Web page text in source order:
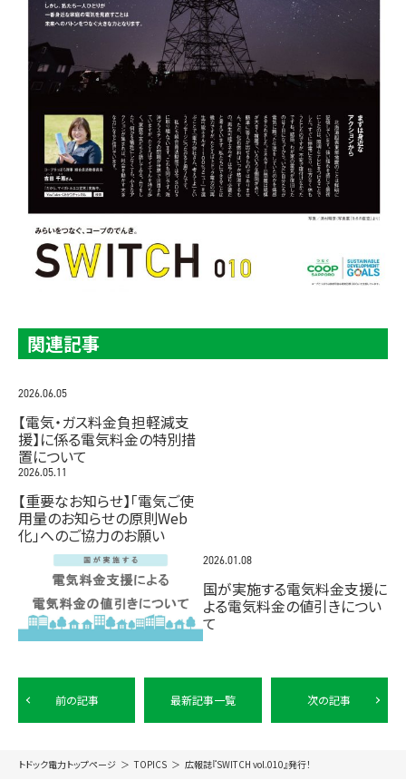
関連記事
2026.06.05
【電気・ガス料金負担軽減支
援】に係る電気料金の特別措
置について
2026.05.11
【重要なお知らせ】「電気ご使
用量のお知らせの原則Web
化」へのご協力のお願い
2026.01.08
国が実施する電気料金支援に
よる電気料金の値引きについ
て
前の記事 最新記事一覧 次の記事
トドック電力トップページ TOPICS 広報誌『SWITCH vol.010』発行！